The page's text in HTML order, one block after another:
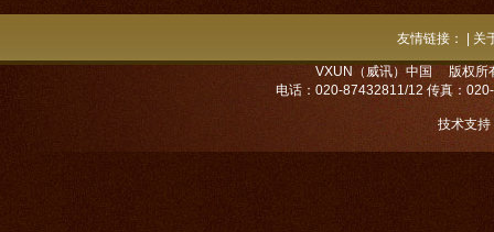
友情链接： 关
VXUN（威讯）中国 版权所
电话：020-87432811/12 传真：
技术支持